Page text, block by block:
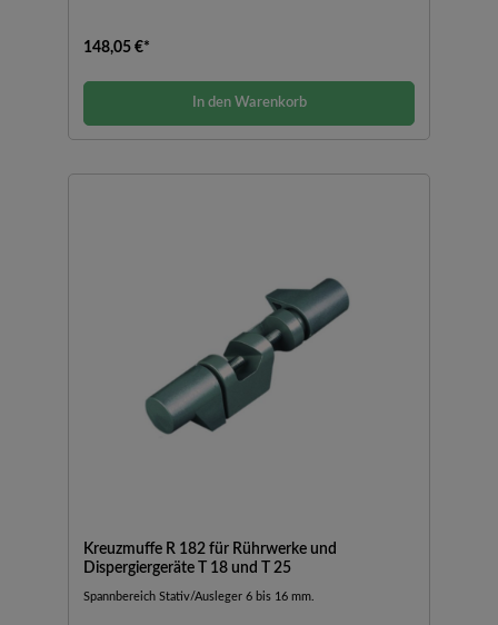
148,05 €*
In den Warenkorb
Kreuzmuffe R 182 für Rührwerke und
Dispergiergeräte T 18 und T 25
Spannbereich Stativ/Ausleger 6 bis 16 mm.